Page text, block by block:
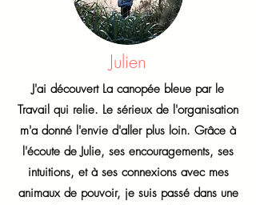
Julien
J'ai découvert La canopée bleue par le
Travail qui relie. Le sérieux de l'organisation
m'a donné l'envie d'aller plus loin. Grâce à
l'écoute de Julie, ses encouragements, ses
intuitions, et à ses connexions avec mes
animaux de pouvoir, je suis passé dans une